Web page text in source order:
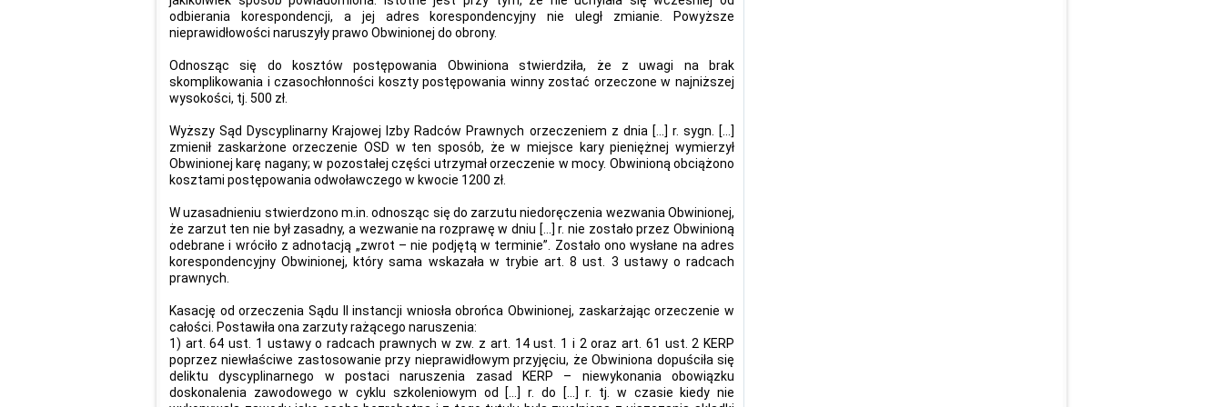
odbierania korespondencji, a jej adres korespondencyjny nie uległ zmianie. Powyższe
nieprawidłowości naruszyły prawo Obwinionej do obrony.
Odnosząc się do kosztów postępowania Obwiniona stwierdziła, że z uwagi na brak
skomplikowania i czasochłonności koszty postępowania winny zostać orzeczone w najniższej
wysokości, tj. 500 zł.
Wyższy Sąd Dyscyplinarny Krajowej Izby Radców Prawnych orzeczeniem z dnia […] r. sygn. […]
zmienił zaskarżone orzeczenie OSD w ten sposób, że w miejsce kary pieniężnej wymierzył
Obwinionej karę nagany; w pozostałej części utrzymał orzeczenie w mocy. Obwinioną obciążono
kosztami postępowania odwoławczego w kwocie 1200 zł.
W uzasadnieniu stwierdzono m.in. odnosząc się do zarzutu niedoręczenia wezwania Obwinionej,
że zarzut ten nie był zasadny, a wezwanie na rozprawę w dniu […] r. nie zostało przez Obwinioną
odebrane i wróciło z adnotacją „zwrot – nie podjętą w terminie”. Zostało ono wysłane na adres
korespondencyjny Obwinionej, który sama wskazała w trybie art. 8 ust. 3 ustawy o radcach
prawnych.
Kasację od orzeczenia Sądu II instancji wniosła obrońca Obwinionej, zaskarżając orzeczenie w
całości. Postawiła ona zarzuty rażącego naruszenia:
1) art. 64 ust. 1 ustawy o radcach prawnych w zw. z art. 14 ust. 1 i 2 oraz art. 61 ust. 2 KERP
poprzez niewłaściwe zastosowanie przy nieprawidłowym przyjęciu, że Obwiniona dopuściła się
deliktu dyscyplinarnego w postaci naruszenia zasad KERP – niewykonania obowiązku
doskonalenia zawodowego w cyklu szkoleniowym od […] r. do […] r. tj. w czasie kiedy nie